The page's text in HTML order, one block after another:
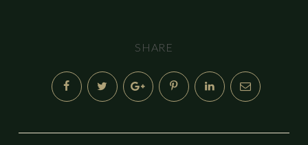
SHARE